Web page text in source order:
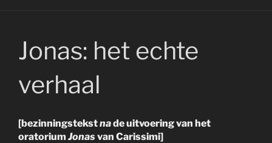
Jonas: het echte
verhaal
[bezinningstekstnade uitvoering van het
oratorium Jonas van Carissimi]